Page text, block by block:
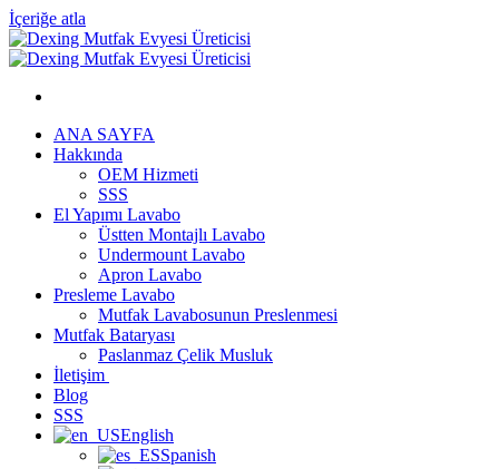
İçeriğe atla
ANA SAYFA
Hakkında
OEM Hizmeti
SSS
El Yapımı Lavabo
Üstten Montajlı Lavabo
Undermount Lavabo
Apron Lavabo
Presleme Lavabo
Mutfak Lavabosunun Preslenmesi
Mutfak Bataryası
Paslanmaz Çelik Musluk
İletişim
Blog
SSS
English
Spanish